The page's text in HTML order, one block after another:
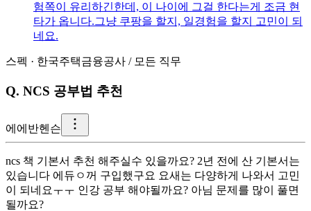
험쪽이 유리하긴한데, 이 나이에 그걸 한다는게 조금 현
타가 옵니다. ​ 그냥 쿠팡을 할지, 일경험을 할지 고민이 되
네요.
스펙 · 한국주택금융공사 / 모든 직무
Q. NCS 공부법 추천
에 에반헨슨
ncs 책 기본서 추천 해주실수 있을까요? 2년 전에 산 기본서는
있습니다 에듀ㅇ꺼 구입했구요 요새는 다양하게 나와서 고민
이 되네요ㅜㅜ 인강 공부 해야될까요? 아님 문제를 많이 풀면
될까요?